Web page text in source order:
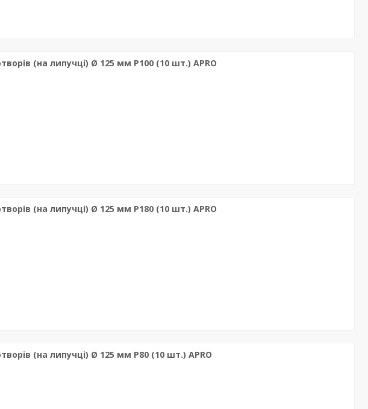
(на липучці) Ø 125 мм P100 (10 шт.) APRO
(на липучці) Ø 125 мм P180 (10 шт.) APRO
(на липучці) Ø 125 мм P80 (10 шт.) APRO